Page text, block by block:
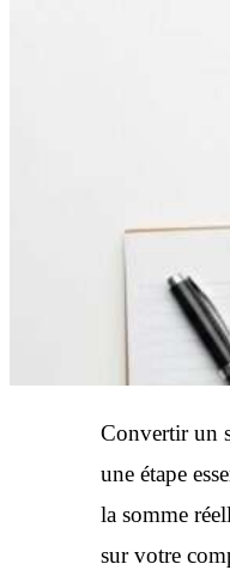
Convertir un
une étape
la somme
sur votre